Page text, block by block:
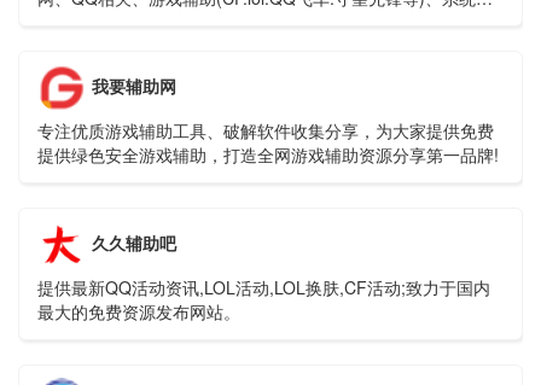
私藏!
我要辅助网
专注优质游戏辅助工具、破解软件收集分享，为大家提供免费
提供绿色安全游戏辅助，打造全网游戏辅助资源分享第一品牌!
久久辅助吧
提供最新QQ活动资讯,LOL活动,LOL换肤,CF活动;致力于国内
最大的免费资源发布网站。